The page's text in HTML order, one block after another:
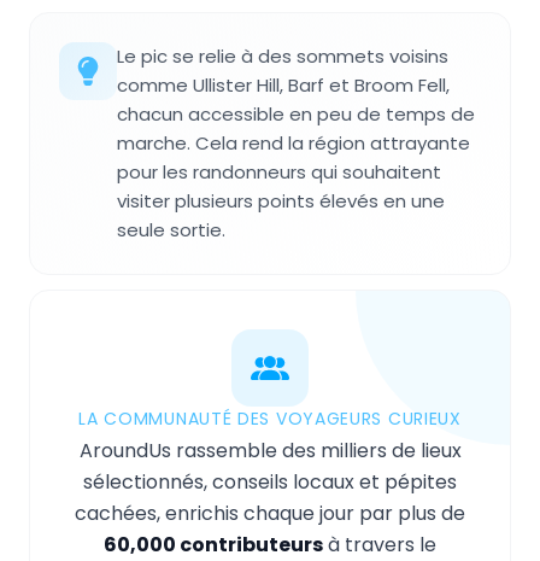
Le pic se relie à des sommets voisins
comme Ullister Hill, Barf et Broom Fell,
chacun accessible en peu de temps de
marche. Cela rend la région attrayante
pour les randonneurs qui souhaitent
visiter plusieurs points élevés en une
seule sortie.
LA COMMUNAUTÉ DES VOYAGEURS CURIEUX
AroundUs rassemble des milliers de lieux
sélectionnés, conseils locaux et pépites
cachées, enrichis chaque jour par plus de
60,000 contributeursà travers le